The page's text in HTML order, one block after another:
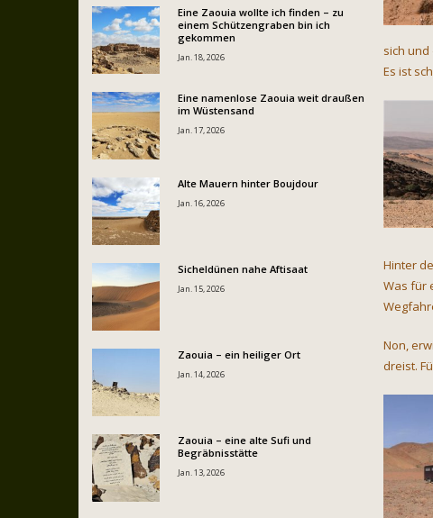
sich
Es ist
Hinter
Was für
Non,
dreist.
Eine Zaouia wollte ich finden – zu
einem Schützengraben bin ich
gekommen
Jan. 18, 2026
Eine namenlose Zaouia weit draußen
im Wüstensand
Jan. 17, 2026
Alte Mauern hinter Boujdour
Jan. 16, 2026
Sicheldünen nahe Aftisaat
Jan. 15, 2026
Zaouia – ein heiliger Ort
Jan. 14, 2026
Zaouia – eine alte Sufi und
Begräbnisstätte
Jan. 13, 2026